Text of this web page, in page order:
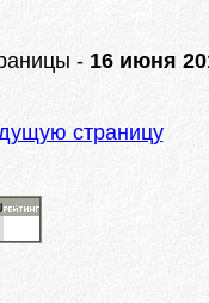
- 16 июня
страницу